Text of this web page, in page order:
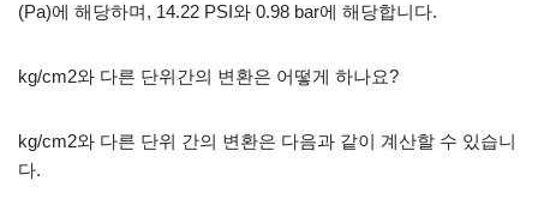
(Pa)에 해당하며, 14.22 PSI와 0.98 bar에 해당합니다.
kg/cm2와 다른 단위간의 변환은 어떻게 하나요?
kg/cm2와 다른 단위 간의 변환은 다음과 같이 계산할 수 있습니
다.